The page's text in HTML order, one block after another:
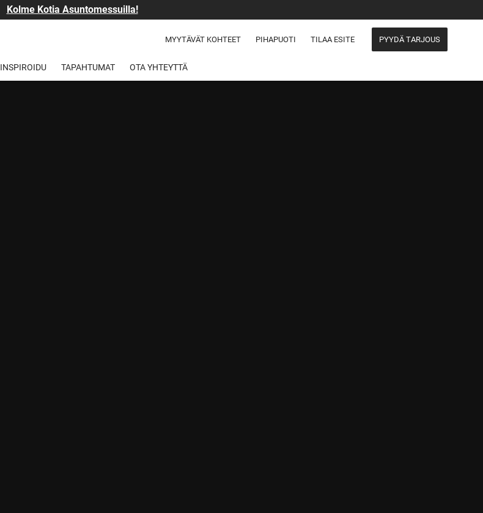
Kolme Kotia Asuntomessuilla!
MYYTÄVÄT KOHTEET PIHAPUOTI TILAA ESITE PYYDÄ TARJOUS
INSPIROIDU TAPAHTUMAT OTA YHTEYTTÄ